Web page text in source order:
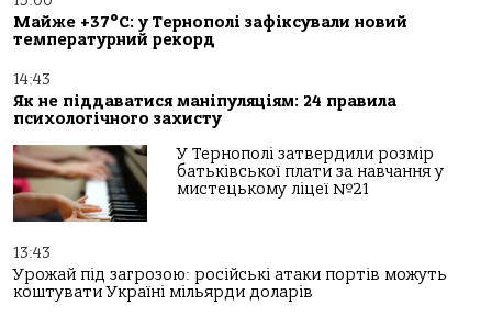
Майже +37°C: у Тернополі зафіксували новий
температурний рекорд
14:43
Як не піддаватися маніпуляціям: 24 правила
психологічного захисту
У Тернополі затвердили розмір
батьківської плати за навчання у
мистецькому ліцеї №21
13:43
Урожай під загрозою: російські атаки портів можуть
коштувати Україні мільярди доларів